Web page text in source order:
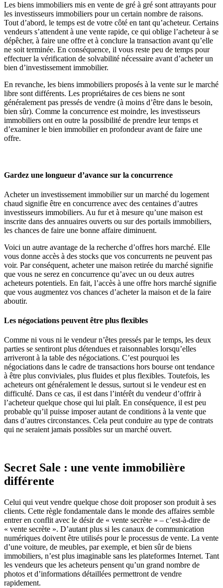
Les biens immobiliers mis en vente de gré à gré sont attrayants pour
les investisseurs immobiliers pour un certain nombre de raisons.
Tout d’abord, le temps est de votre côté en tant qu’acheteur. Certains
vendeurs s’attendent à une vente rapide, ce qui oblige l’acheteur à se
dépêcher, à faire une offre et à conclure la transaction avant qu’elle
ne soit terminée. En conséquence, il vous reste peu de temps pour
effectuer la vérification de solvabilité nécessaire avant d’acheter un
bien d’investissement immobilier.
En revanche, les biens immobiliers proposés à la vente sur le marché
libre sont différents. Les propriétaires de ces biens ne sont
généralement pas pressés de vendre (à moins d’être dans le besoin,
bien sûr). Comme la concurrence est moindre, les investisseurs
immobiliers ont en outre la possibilité de prendre leur temps et
d’examiner le bien immobilier en profondeur avant de faire une
offre.
Gardez une longueur d’avance sur la concurrence
Acheter un investissement immobilier sur un marché du logement
chaud signifie être en concurrence avec des centaines d’autres
investisseurs immobiliers. Au fur et à mesure qu’une maison est
inscrite dans des annuaires ouverts ou sur des portails immobiliers,
les chances de faire une bonne affaire diminuent.
Voici un autre avantage de la recherche d’offres hors marché. Elle
vous donne accès à des stocks que vos concurrents ne peuvent pas
voir. Par conséquent, acheter une maison retirée du marché signifie
que vous ne serez en concurrence qu’avec un ou deux autres
acheteurs potentiels. En fait, l’accès à une offre hors marché signifie
que vous augmentez vos chances d’acheter la maison et de la faire
aboutir.
Les négociations peuvent être plus flexibles
Comme ni vous ni le vendeur n’êtes pressés par le temps, les deux
parties se sentiront plus détendues et raisonnables lorsqu’elles
arriveront à la table des négociations. C’est pourquoi les
négociations dans le cadre de transactions hors bourse ont tendance
à être plus conviviales, plus fluides et plus flexibles. Toutefois, les
acheteurs ont généralement le dessus, surtout si le vendeur est en
difficulté. Dans ce cas, il est dans l’intérêt du vendeur d’offrir à
l’acheteur quelque chose qui lui plaît. En conséquence, il est peu
probable qu’il puisse imposer autant de conditions à la vente que
dans d’autres circonstances. Cela peut conduire au type de contrats
qui ne seraient jamais possibles sur un marché ouvert.
Secret Sale : une vente immobilière
différente
Celui qui veut vendre quelque chose doit proposer son produit à ses
clients. Cette règle fondamentale dans le monde des affaires semble
entrer en conflit avec le désir de « vente secrète » – c’est-à-dire de
« vente secrète ». D’autant plus si les canaux de communication
numériques doivent être utilisés pour le processus de vente. La vente
d’une voiture, de meubles, par exemple, et bien sûr de biens
immobiliers, n’est plus imaginable sans les plateformes Internet. Tant
les vendeurs que les acheteurs pensent qu’un grand nombre de
photos et d’informations détaillées permettront de vendre
rapidement.